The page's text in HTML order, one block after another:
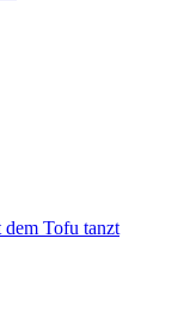
Tofu tanzt